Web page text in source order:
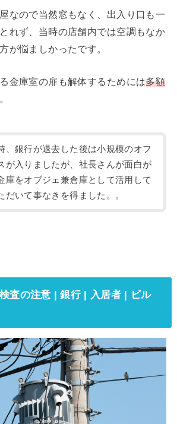
なので当然窓もなく、出入り口も一
れず、当時の店舗内では空調もなか
が悩ましかったです。
金庫室の扉も解体するためには多額
、銀行が退去した後は小規模のオフ
が入りましたが、社長さんが面白が
庫をオブジェ兼倉庫として活用して
だいて事なきを得ました。。
査の注意 | 銀行 | 入居者 | ビル